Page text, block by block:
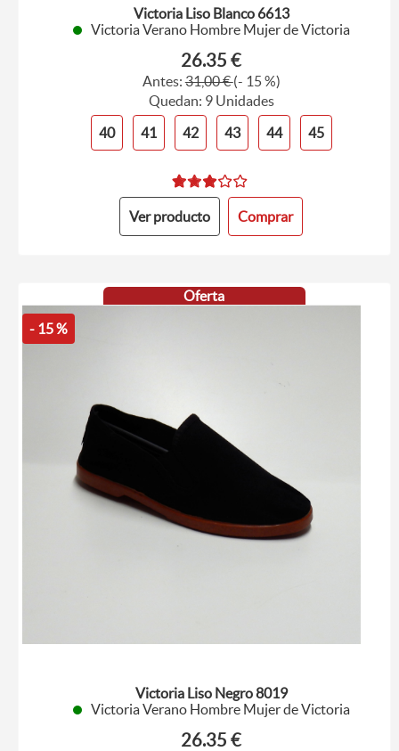
Victoria Liso Blanco 6613
Victoria Verano Hombre Mujer de Victoria
26.35 €
Antes:31,00 €(- 15 %)
Quedan: 9 Unidades
40
41 42 43 44 45
Ver producto Comprar
Oferta
- 15 %
Victoria Liso Negro 8019
Victoria Verano Hombre Mujer de Victoria
26.35 €